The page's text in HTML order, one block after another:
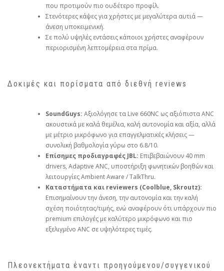
που προτιμούν πιο ουδέτερο προφίλ.
Στενότερες κάψες για χρήστες με μεγαλύτερα αυτιά —
άνεση υποκειμενική.
Σε πολύ υψηλές εντάσεις κάποιοι χρήστες αναφέρουν
περιορισμένη λεπτομέρεια στα πρίμα.
Δοκιμές και πορίσματα από διεθνή reviews
SoundGuys: Αξιολόγησε τα Live 660NC ως αξιόπιστα ANC
ακουστικά με καλά θεμέλια, καλή αυτονομία και αξία, αλλά
με μέτριο μικρόφωνο για επαγγελματικές κλήσεις —
συνολική βαθμολογία γύρω στο 6.8/10.
Επίσημες προδιαγραφές JBL: Επιβεβαιώνουν 40 mm
drivers, Adaptive ANC, υποστήριξη φωνητικών βοηθών και
λειτουργίες Ambient Aware / TalkThru.
Καταστήματα και reviewers (Coolblue, Skroutz):
Επισημαίνουν την άνεση, την αυτονομία και την καλή
σχέση ποιότητας/τιμής, ενώ αναφέρουν ότι υπάρχουν πιο
premium επιλογές με καλύτερο μικρόφωνο και πιο
εξελιγμένο ANC σε υψηλότερες τιμές.
Πλεονεκτήματα έναντι προηγούμενου/συγγενικού